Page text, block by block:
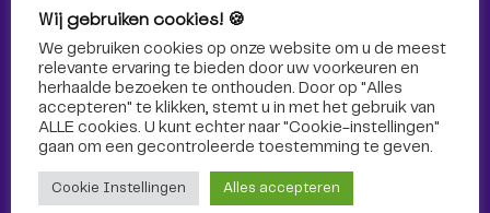
Volg Omroep Tilburg niet alleen hier, maar ook via social
media!
Wij gebruiken cookies! 🍪
We gebruiken cookies op onze website om u de meest
relevante ervaring te bieden door uw voorkeuren en
herhaalde bezoeken te onthouden. Door op "Alles
accepteren" te klikken, stemt u in met het gebruik van
ALLE cookies. U kunt echter naar "Cookie-instellingen"
gaan om een ​​gecontroleerde toestemming te geven.
Cookie Instellingen Alles accepteren